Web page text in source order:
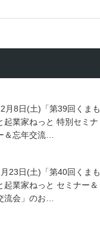
月8日(土)「第39回くまも
起業家ねっと 特別セミナ
＆忘年交流…
23日(土)「第40回くまも
起業家ねっと セミナー＆
流会」のお…